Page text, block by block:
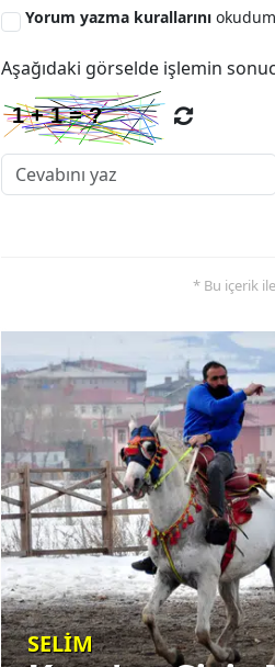
Yorum yazma kurallarını
Aşağıdaki görselde işlemin
* Bu içerik
SELİM